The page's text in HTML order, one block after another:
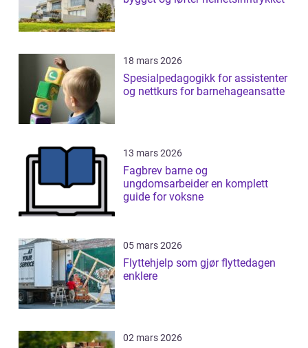
18 mars 2026
Spesialpedagogikk for assistenter
og nettkurs for barnehageansatte
13 mars 2026
Fagbrev barne og
ungdomsarbeider en komplett
guide for voksne
05 mars 2026
Flyttehjelp som gjør flyttedagen
enklere
02 mars 2026